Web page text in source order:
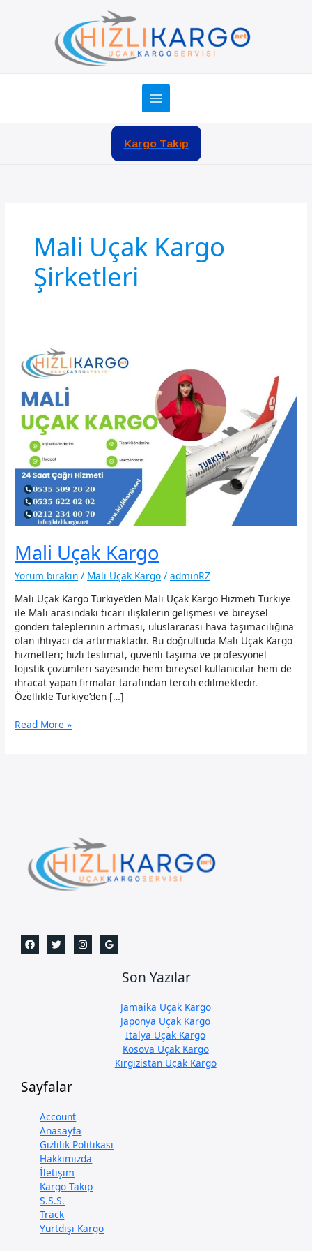
Kargo Takip
Mali Uçak Kargo
Şirketleri
Mali Uçak Kargo
Yorum bırakın / Mali Uçak Kargo /adminRZ
Mali Uçak Kargo Türkiye’den Mali Uçak Kargo Hizmeti Türkiye
ile Mali arasındaki ticari ilişkilerin gelişmesi ve bireysel
gönderi taleplerinin artması, uluslararası hava taşımacılığına
olan ihtiyacı da artırmaktadır. Bu doğrultuda Mali Uçak Kargo
hizmetleri; hızlı teslimat, güvenli taşıma ve profesyonel
lojistik çözümleri sayesinde hem bireysel kullanıcılar hem de
ihracat yapan firmalar tarafından tercih edilmektedir.
Özellikle Türkiye’den […]
Mali
Read More »
Son Yazılar
Jamaika Uçak Kargo
Japonya Uçak Kargo
İtalya Uçak Kargo
Kosova Uçak Kargo
Kırgızistan Uçak Kargo
Sayfalar
Account
Anasayfa
Gizlilik Politikası
Hakkımızda
İletişim
Kargo Takip
S.S.S.
Track
Yurtdışı Kargo